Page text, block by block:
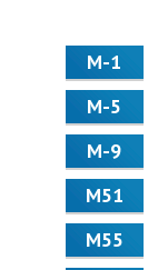
М-1
М-5
М-9
М51
М55